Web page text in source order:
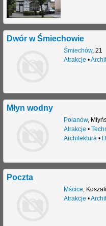
j
Dwór w Śmiechowie
Śmiechów, 21
Atrakcje •
Młyn wodny
Polanów,
Atrakcje •
Architektura •
Poczta
Mścice
Atrakcje •